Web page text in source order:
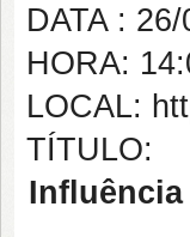
DATA :
HORA:
LOCAL:
TÍTULO: